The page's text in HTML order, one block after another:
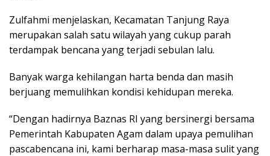
Zulfahmi menjelaskan, Kecamatan Tanjung Raya
merupakan salah satu wilayah yang cukup parah
terdampak bencana yang terjadi sebulan lalu.
Banyak warga kehilangan harta benda dan masih
berjuang memulihkan kondisi kehidupan mereka.
“Dengan hadirnya Baznas RI yang bersinergi bersama
Pemerintah Kabupaten Agam dalam upaya pemulihan
pascabencana ini, kami berharap masa-masa sulit yang